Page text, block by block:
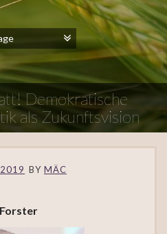
Demokratische
als Zukunftsvision
BY MÄC